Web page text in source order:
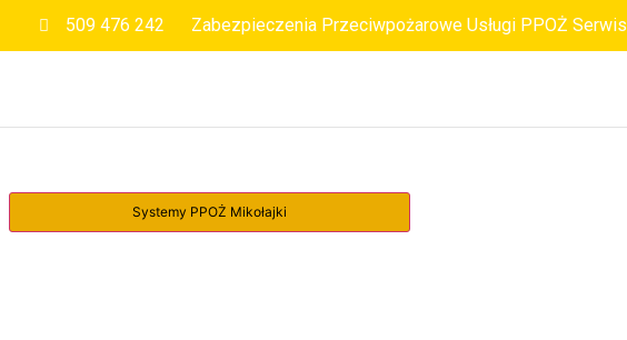
509 476 242 Zabezpieczenia Przeciwpożarowe Usługi PPOŻ Serwis